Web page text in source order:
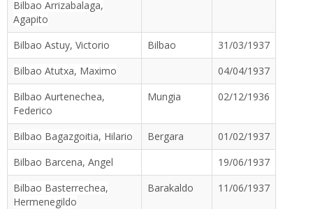
Bilbao Arrizabalaga,
Agapito
Bilbao Astuy, Victorio
Bilbao
31/03/1937
Bilbao Atutxa, Maximo
04/04/1937
Bilbao Aurtenechea,
Federico
Mungia 02/12/1936
Bilbao Bagazgoitia, Hilario Bergara
01/02/1937
Bilbao Barcena, Angel
19/06/1937
Bilbao Basterrechea,
Hermenegildo
Barakaldo 11/06/1937